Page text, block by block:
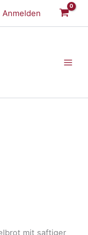
Anmelden
mit saftiger